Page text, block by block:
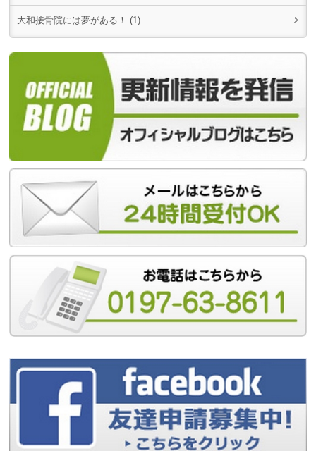
大和接骨院には夢がある！ (1)